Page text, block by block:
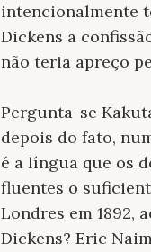
intencionalmente
Dickens a
não teria apreço
Pergunta-se
depois do fato,
é a língua que os
fluentes o
Londres em 1892,
Dickens? Eric